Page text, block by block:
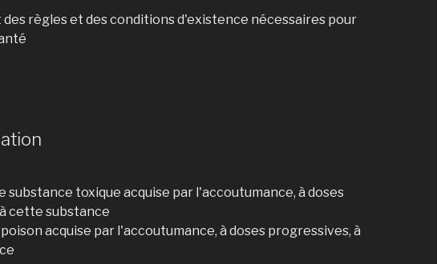
règles et des conditions d'existence nécessaires pour
substance toxique acquise par l'accoutumance, à doses
cette substance
acquise par l'accoutumance, à doses progressives, à